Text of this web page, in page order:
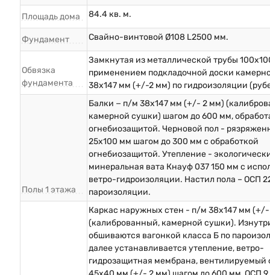
Площадь дома 84.4 кв. м.
Фундамент Свайно-винтовой Ø108 L2500 мм.
Обвязка
фундамента
Замкнутая из металлической трубы
применением подкладочной доски
38х147 мм (+/-2 мм) по гидроизоляции
Полы 1 этажа
Балки − п/м 38х147 мм (+/- 2 мм)
камерной сушки) шагом до 600 мм,
огнебиозащитой. Черновой пол -
25х100 мм шагом до 300 мм с обработкой
огнебиозащитой. Утепление -
минеральная вата Кнауф 037 150 мм с
ветро-гидроизоляции. Настил пола – ОСП
пароизоляции.
Каркас наружных стен - п/м 38х147 мм
(калиброванный, камерной сушки).
обшиваются вагонкой класса Б по
далее устанавливается утепление, ветро-
гидрозащитная мембрана, вентилируемый